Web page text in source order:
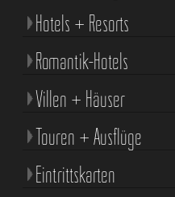
Hotels + Resorts
Romantik-Hotels
Villen + Häuser
Touren + Ausflüge
Eintrittskarten